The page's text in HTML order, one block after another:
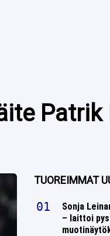
Patrik
TUOREIMMAT
Sonja
– laittoi